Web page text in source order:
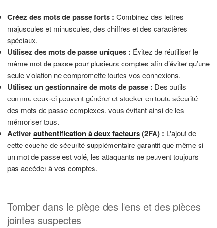
Créez des mots de passe forts : Combinez des lettres
majuscules et minuscules, des chiffres et des caractères
spéciaux.
Utilisez des mots de passe uniques : Évitez de réutiliser le
même mot de passe pour plusieurs comptes afin d’éviter qu’une
seule violation ne compromette toutes vos connexions.
Utilisez un gestionnaire de mots de passe : Des outils
comme ceux-ci peuvent générer et stocker en toute sécurité
des mots de passe complexes, vous évitant ainsi de les
mémoriser tous.
Activerauthentification à deux facteurs(2FA) : L'ajout de
cette couche de sécurité supplémentaire garantit que même si
un mot de passe est volé, les attaquants ne peuvent toujours
pas accéder à vos comptes.
Tomber dans le piège des liens et des pièces
jointes suspectes